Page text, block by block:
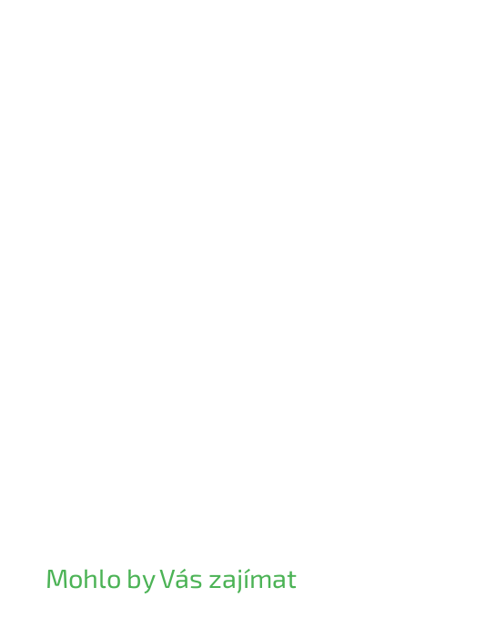
Mohlo by Vás zajímat